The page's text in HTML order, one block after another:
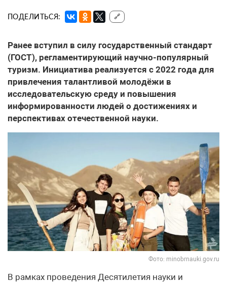
ПОДЕЛИТЬСЯ: 🔗
Ранее вступил в силу государственный стандарт
(ГОСТ), регламентирующий научно-популярный
туризм. Инициатива реализуется с 2022 года для
привлечения талантливой молодёжи в
исследовательскую среду и повышения
информированности людей о достижениях и
перспективах отечественной науки.
Фото: minobrnauki.gov.ru
В рамках проведения Десятилетия науки и